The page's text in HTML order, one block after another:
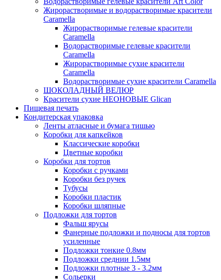
Жирорастворимые и водорастворимые красители
Caramella
Жирорастворимые гелевые красители
Caramella
Водорастворимые гелевые красители
Caramella
Жирорастворимые сухие красители
Caramella
Водорастворимые сухие красители Caramella
ШОКОЛАДНЫЙ ВЕЛЮР
Красители сухие НЕОНОВЫЕ Glican
Пищевая печать
Кондитерская упаковка
Ленты атласные и бумага тишью
Коробки для капкейков
Классические коробки
Цветные коробки
Коробки для тортов
Коробки с ручками
Коробки без ручек
Тубусы
Коробки пластик
Коробки шляпные
Подложки для тортов
Фальш ярусы
Фанерные подложки и подносы для тортов
усиленные
Подложки тонкие 0.8мм
Подложки среднии 1.5мм
Подложки плотные 3 - 3.2мм
Сольерки